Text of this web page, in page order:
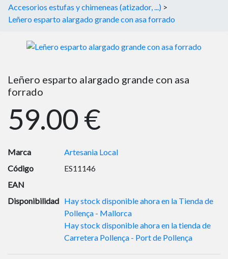
Accesorios estufas y chimeneas (atizador, ...) >
Leñero esparto alargado grande con asa forrado
Leñero esparto alargado grande con asa
forrado
59.00 €
Marca
Artesania Local
Código
ES11146
EAN
Disponibilidad Hay stock disponible ahora en la Tienda de
Pollença - Mallorca
Hay stock disponible ahora en la tienda de
Carretera Pollença - Port de Pollença